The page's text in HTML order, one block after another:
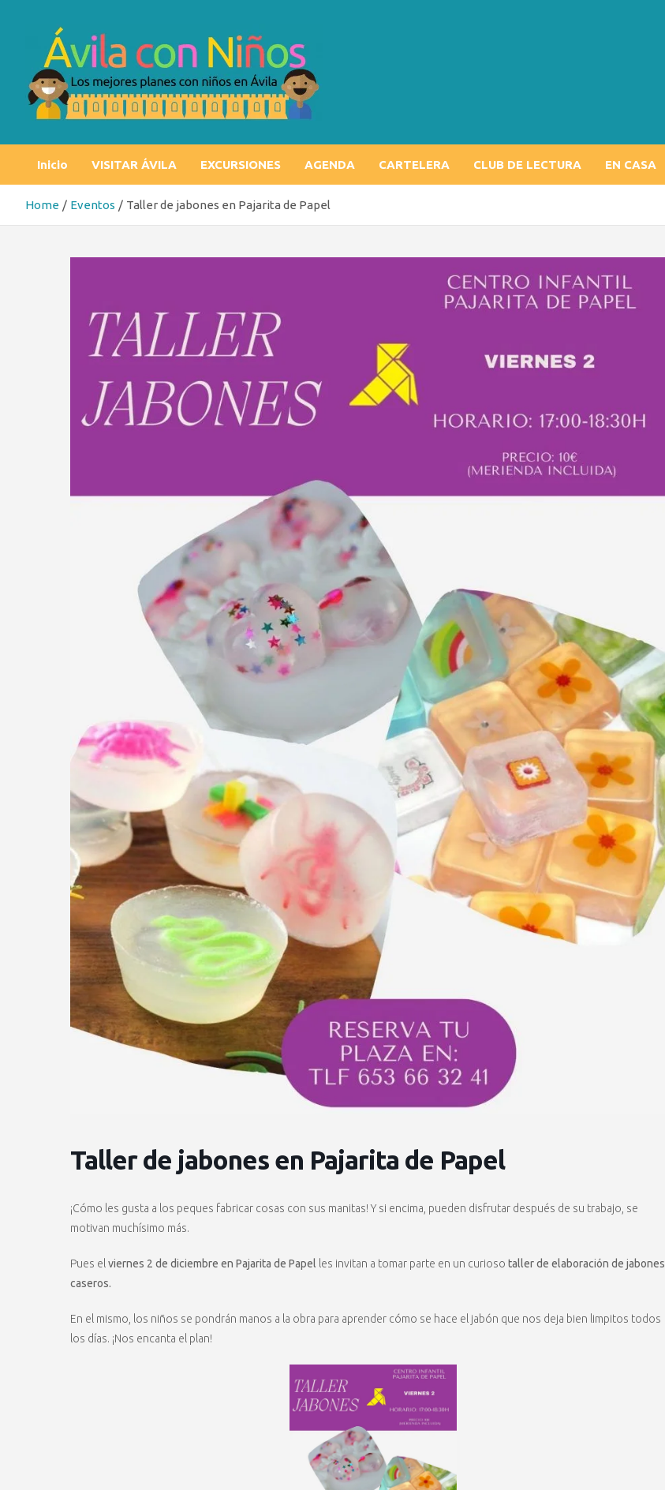
Inicio VISITAR ÁVILA EXCURSIONES AGENDA CARTELERA CLUB DE LECTURA EN CASA
Home Eventos Taller de jabones en Pajarita de Papel
Taller de jabones en Pajarita de Papel
¡Cómo les gusta a los peques fabricar cosas con sus manitas! Y si encima, pueden disfrutar después de su trabajo, se
motivan muchísimo más.
Pues elviernes 2 de diciembre en Pajarita de Papel les invitan a tomar parte en un curioso taller de elaboración de jabones
caseros.
En el mismo, los niños se pondrán manos a la obra para aprender cómo se hace el jabón que nos deja bien limpitos todos
los días. ¡Nos encanta el plan!